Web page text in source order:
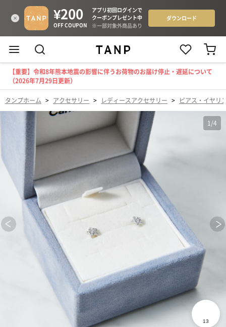
【重要】令和8年熊本地震の影響に伴うお荷物のお届け停止・遅延について
（2026年7月29日更新）
タンプホーム > アクセサリー > レディースアクセサリー > ピアス・イヤリ
1 /4